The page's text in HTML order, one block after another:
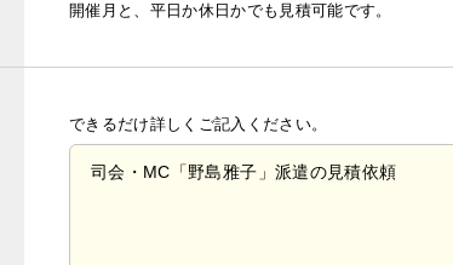
開催月と、平日か休日かでも見積可能です。
できるだけ詳しくご記入ください。